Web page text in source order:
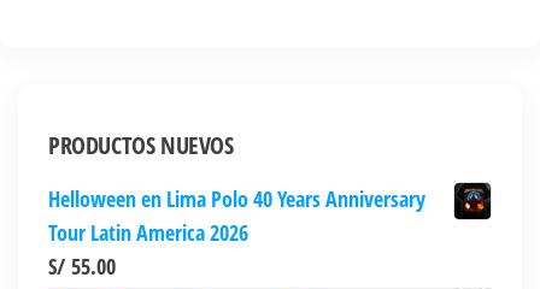
opciones
pueden
elegir
en
PRODUCTOS NUEVOS
Helloween en Lima Polo 40 Years Anniversary
Tour Latin America 2026
S/ 55.00